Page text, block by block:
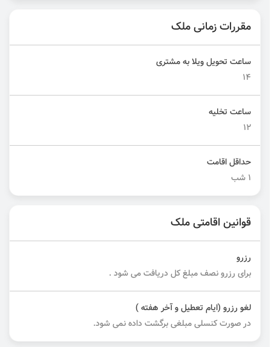
مقررات زمانی ملک
ساعت تحویل ویلا به مشتری
14
ساعت تخلیه
12
حداقل اقامت
1 شب
قوانین اقامتی ملک
رزرو
برای رزرو نصف مبلغ کل دریافت می شود .
لغو رزرو (ایام تعطیل و آخر هفته )
در صورت کنسلی مبلغی برگشت داده نمی شود.